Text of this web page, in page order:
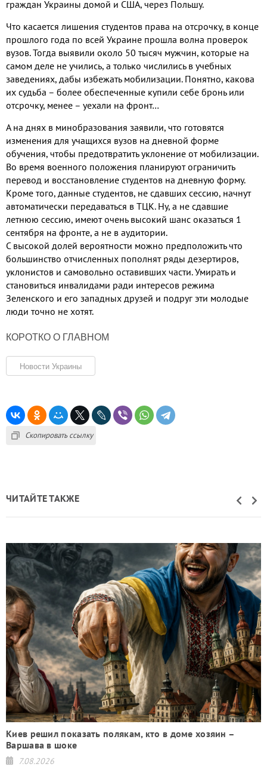
граждан Украины домой и США, через Польшу.
Что касается лишения студентов права на отсрочку, в конце
прошлого года по всей Украине прошла волна проверок
вузов.Тогда выявили около 50 тысяч мужчин, которые на
самом деле не учились, а только числились в учебных
заведениях, дабы избежать мобилизации. Понятно, какова
их судьба – более обеспеченные купили себе бронь или
отсрочку, менее – уехали на фронт…
А на днях в минобразования заявили, что готовятся
изменения для учащихся вузов на дневной форме
обучения, чтобы предотвратить уклонение от мобилизации.
Во время военного положения планируют ограничить
перевод и восстановление студентов на дневную форму.
Кроме того, данные студентов, не сдавших сессию, начнут
автоматически передаваться в ТЦК. Ну, а не сдавшие
летнюю сессию, имеют очень высокий шанс оказаться 1
сентября на фронте, а не в аудитории.
С высокой долей вероятности можно предположить что
большинство отчисленных пополнят ряды дезертиров,
уклонистов и самовольно оставивших части.Умирать и
становиться инвалидами ради интересов режима
Зеленского и его западных друзей и подруг эти молодые
люди точно не хотят.
КОРОТКО О ГЛАВНОМ
Новости Украины
Скопировать ссылку
ЧИТАЙТЕ ТАКЖЕ
Киев решил показать полякам, кто в доме хозяин –
Варшава в шоке
7.08.2026